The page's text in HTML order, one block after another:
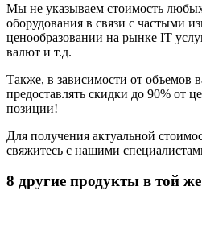
Мы не указываем стоимость
оборудования в связи с частыми
ценообразовании на рынке IT
валют и т.д.
Также, в зависимости от объемов
предоставлять скидки до 90% от
позиции!
Для получения актуальной
свяжитесь с нашими
8 другие продукты в той